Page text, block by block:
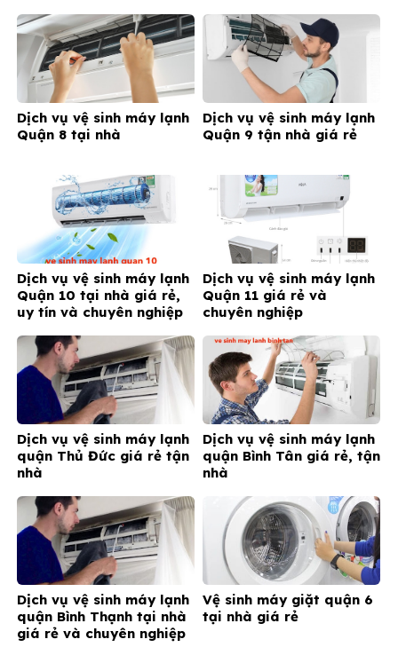
Dịch vụ vệ sinh máy lạnh
Quận 8 tại nhà
Dịch vụ vệ sinh máy lạnh
Quận 9 tận nhà giá rẻ
Dịch vụ vệ sinh máy lạnh
Quận 10 tại nhà giá rẻ,
uy tín và chuyên nghiệp
Dịch vụ vệ sinh máy lạnh
Quận 11 giá rẻ và
chuyên nghiệp
Dịch vụ vệ sinh máy lạnh
quận Thủ Đức giá rẻ tận
nhà
Dịch vụ vệ sinh máy lạnh
quận Bình Tân giá rẻ, tận
nhà
Dịch vụ vệ sinh máy lạnh
quận Bình Thạnh tại nhà
giá rẻ và chuyên nghiệp
Vệ sinh máy giặt quận 6
tại nhà giá rẻ